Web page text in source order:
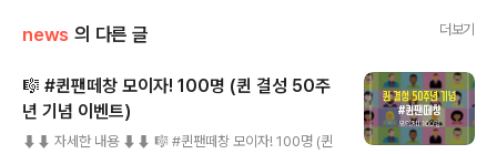
news 의 다른 글 더보기
🎼 #퀸팬떼창 모이자! 100명 (퀸 결성 50주
년 기념 이벤트)
⬇︎⬇︎ 자세한 내용 ⬇︎⬇︎ 🎼 #퀸팬떼창 모이자! 100명 (퀸